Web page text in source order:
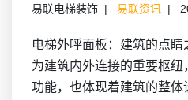
易联电梯装饰 易联资讯
电梯外呼面板：建筑的点
为建筑内外连接的重要枢
功能，也体现着建筑的整